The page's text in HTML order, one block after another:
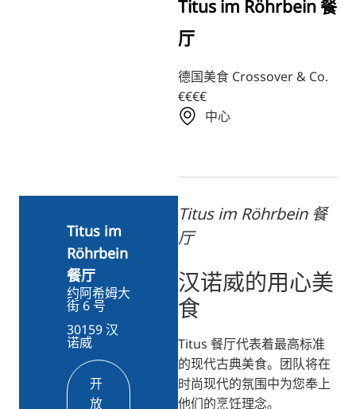
JA
Titus im Röhrbein 餐
厅
德国美食 Crossover & Co.
€€€€
中心
Titus im Röhrbein 餐
厅
汉诺威的用心美
食
Titus 餐厅代表着最高标准
的现代古典美食。团队将在
时尚现代的氛围中为您奉上
他们的烹饪理念。
Titus im
Röhrbein
餐厅
约阿希姆大
街 6 号
30159 汉
诺威
开
放